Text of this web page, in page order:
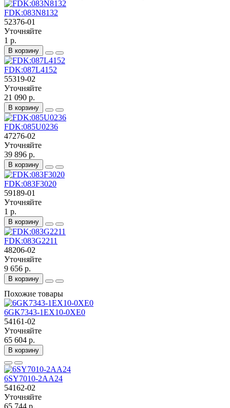
FDK:083N8132
52376-01
Уточняйте
1 р.
В корзину
FDK:087L4152
55319-02
Уточняйте
21 090 р.
В корзину
FDK:085U0236
47276-02
Уточняйте
39 896 р.
В корзину
FDK:083F3020
59189-01
Уточняйте
1 р.
В корзину
FDK:083G2211
48206-02
Уточняйте
9 656 р.
В корзину
Похожие товары
6GK7343-1EX10-0XE0
54161-02
Уточняйте
65 604 р.
В корзину
6SY7010-2AA24
54162-02
Уточняйте